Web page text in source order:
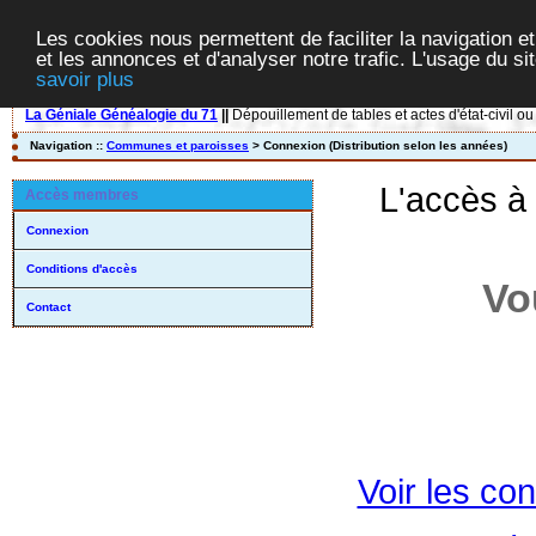
Les cookies nous permettent de faciliter la navigation
et les annonces et d'analyser notre trafic. L'usage du
savoir plus
La Géniale Généalogie du 71 Dépouillement de tables et actes d'état-civil
Navigation :: Communes et paroisses > Connexion (Distribution selon les années)
Accès membres
Connexion
Conditions d'accès
Contact
L'accès
Voir les